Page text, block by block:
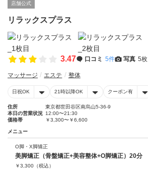
店舗公式
リラックスプラス
3.47 口コミ 5件 写真 5枚
マッサージ エステ 整体
日祝OK 21時以降OK クーポン有
住所
東京都世田谷区南烏山5-36-9
本日の営業状況 12:00〜21:30
価格帯
￥3,300〜￥6,600
メニュー
O脚・X脚矯正
美脚矯正（骨盤矯正+美容整体+O脚矯正）20分
￥3,300 （税込）